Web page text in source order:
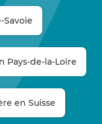
de-la-Loire
en Suisse